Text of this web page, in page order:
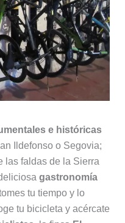
e históricas
Ildefonso o Segovia;
las faldas de la Sierra
gastronomía
tu tiempo y lo
tu bicicleta y acércate